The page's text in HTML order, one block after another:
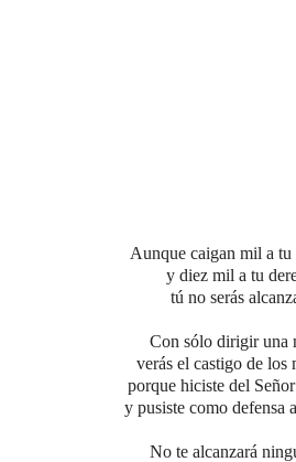
Aunque caigan mil a tu
y diez mil a tu
tú no serás
Con sólo dirigir una
verás el castigo de los
porque hiciste del
y pusiste como defensa
No te alcanzará